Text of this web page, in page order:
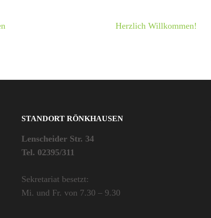
Herzlich Willkommen!
STANDORT RÖNKHAUSEN
Lenscheider Str. 34
Tel. 02395/311
Sekretariat besetzt:
Mi. und Fr. von 7.30 – 9.30